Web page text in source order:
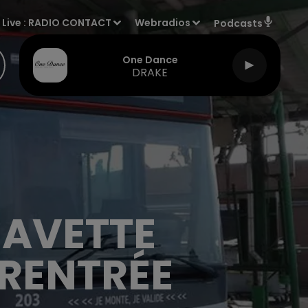
Live : RADIO CONTACT Webradios Podcasts
One Dance
DRAKE